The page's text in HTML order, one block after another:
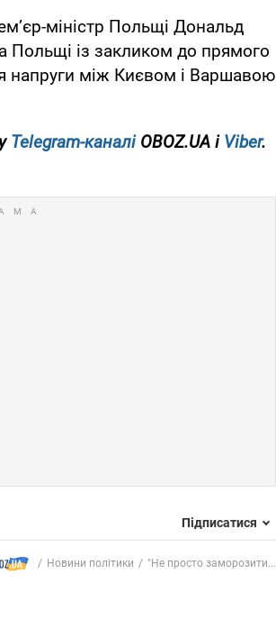
міністр Польщі Дональд
Польщі із закликом до прямого
напруги між Києвом і Варшавою
Telegram-каналіOBOZ.UA і Viber.
Підписатися
Новини політики "Не просто заморозити...